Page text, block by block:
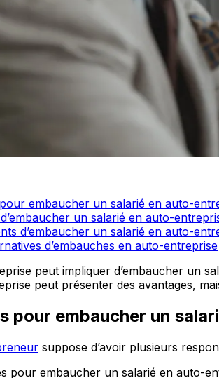
embaucher un salarié en auto-
un salarié en auto-
d’embaucher un salarié en auto-
d’embauches en auto-entreprise
peut impliquer d’embaucher un
peut présenter des avantages,
pour embaucher un
suppose d’avoir plusieurs